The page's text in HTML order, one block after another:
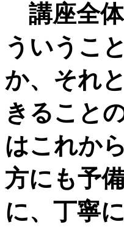
講座全体
ういうこ
か、それ
きること
はこれか
方にも予
に、丁寧